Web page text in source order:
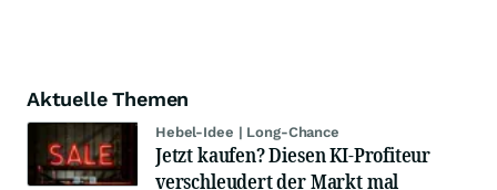
Aktuelle Themen
Hebel-Idee | Long-Chance
Jetzt kaufen? Diesen KI-Profiteur
verschleudert der Markt mal